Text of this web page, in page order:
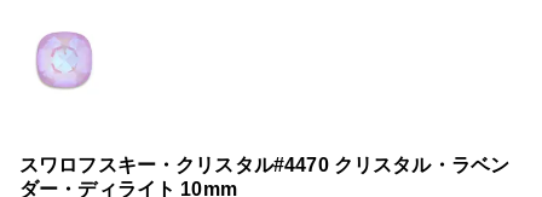
スワロフスキー・クリスタル#4470 クリスタル・ラベン
ダー・ディライト 10mm